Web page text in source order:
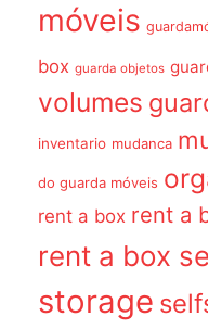
móveis
box guarda objetos
volumes
inventario mudanca
do guarda móveis
rent a box rent a
rent a box
storage